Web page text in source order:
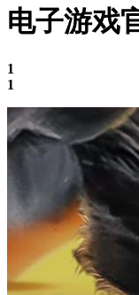
电子游戏
1
1